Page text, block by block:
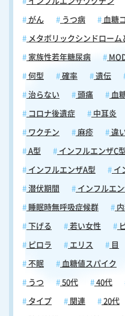
がん うつ病 血糖
メタボリックシンドローム
家族性若年糖尿病
何型 確率 遺伝
治らない 頭痛 血
コロナ後遺症 中耳炎
ワクチン 麻疹 違
A型 インフルエンザC型
インフルエンザA型 イ
潜伏期間 インフルエ
睡眠時無呼吸症候群
下げる 若い女性
ピロラ エリス 目
不眠 血糖値スパイク
うつ 50代 40代
タイプ 関連 20代